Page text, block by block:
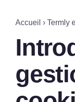
Accueil › Termly